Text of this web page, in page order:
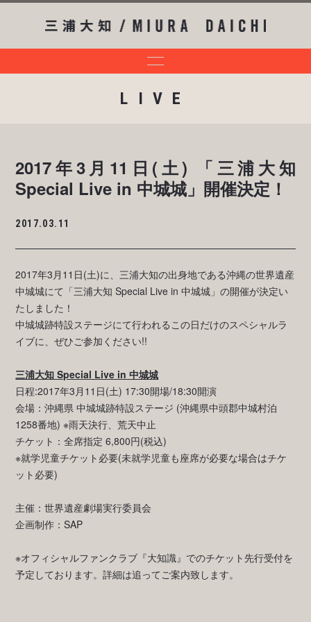
LIVE
2017年3月11日(土) 「三浦大知
Special Live in 中城城」開催決定！
2017.03.11
2017年3月11日(土)に、三浦大知の出身地である沖縄の世界遺産
中城城にて「三浦大知 Special Live in 中城城」の開催が決定い
たしました！
中城城跡特設ステージにて行われるこの日だけのスペシャルラ
イブに、ぜひご参加ください!!
三浦大知 Special Live in 中城城
日程:2017年3月11日(土) 17:30開場/18:30開演
会場：沖縄県 中城城跡特設ステージ (沖縄県中頭郡中城村泊
1258番地) ※雨天決行、荒天中止
チケット：全席指定 6,800円(税込)
※就学児童チケット必要(未就学児童も座席が必要な場合はチケ
ット必要)
主催：世界遺産劇場実行委員会
企画制作：SAP
※オフィシャルファンクラブ『大知識』でのチケット先行受付を
予定しております。詳細は追ってご案内致します。